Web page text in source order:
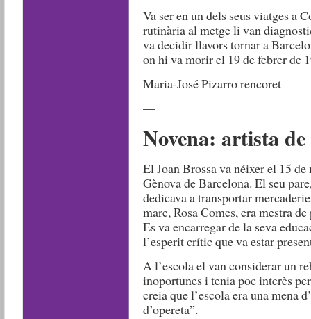
Va ser en un dels seus viatges a
rutinària al metge li van
va decidir llavors tornar a
on hi va morir el 19 de febrer de
Maria-José Pizarro rencoret
—
Novena: artista
El Joan Brossa va néixer el 15
Gènova de Barcelona. El seu
dedicava a transportar
mare, Rosa Comes, era mestra
Es va encarregar de la seva
l’esperit crític que va estar
A l’escola el van considerar un
inoportunes i tenia poc interès
creia que l’escola era una mena
d’opereta”.